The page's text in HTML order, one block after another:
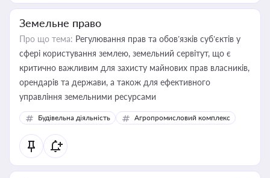
Земельне право
Про що тема: Регулювання прав та обов’язків суб’єктів у
сфері користування землею, земельний сервітут, що є
критично важливим для захисту майнових прав власників,
орендарів та держави, а також для ефективного
управління земельними ресурсами
Будівельна діяльність Агропромисловий комплекс